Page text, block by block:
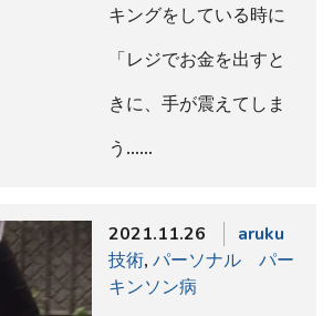
キングをしている時に
「レジでお金を出すと
きに、手が震えてしま
う……
2021.11.26
aruku
技術, パーソナル パー
キンソン病